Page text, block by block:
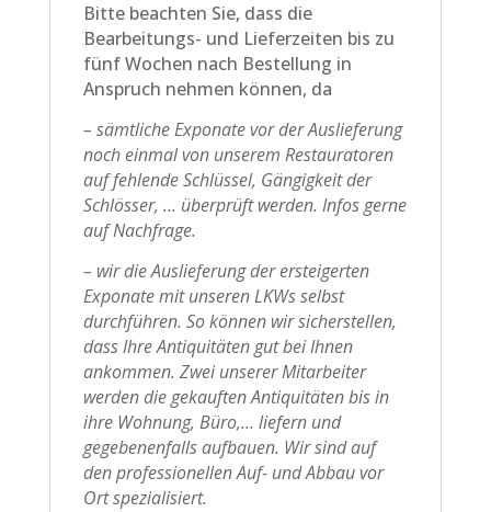
Bitte beachten Sie, dass die
Bearbeitungs- und Lieferzeiten bis zu
fünf Wochen nach Bestellung in
Anspruch nehmen können, da
– sämtliche Exponate vor der Auslieferung
noch einmal von unserem Restauratoren
auf fehlende Schlüssel, Gängigkeit der
Schlösser, … überprüft werden. Infos gerne
auf Nachfrage.
– wir die Auslieferung der ersteigerten
Exponate mit unseren LKWs selbst
durchführen. So können wir sicherstellen,
dass Ihre Antiquitäten gut bei Ihnen
ankommen. Zwei unserer Mitarbeiter
werden die gekauften Antiquitäten bis in
ihre Wohnung, Büro,… liefern und
gegebenenfalls aufbauen. Wir sind auf
den professionellen Auf- und Abbau vor
Ort spezialisiert.